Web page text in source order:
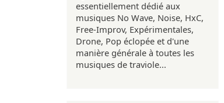
essentiellement dédié aux
musiques No Wave, Noise, HxC,
Free-Improv, Expérimentales,
Drone, Pop éclopée et d'une
manière générale à toutes les
musiques de traviole...